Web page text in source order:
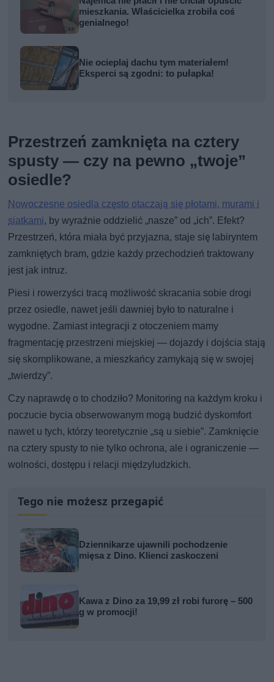
mieszkania. Właścicielka zrobiła coś
genialnego!
Nie ocieplaj dachu tym materiałem!
Eksperci są zgodni: to pułapka!
Przestrzeń zamknięta na cztery
spusty — czy na pewno „twoje”
osiedle?
Nowoczesne osiedla często otaczają się płotami, murami i
siatkami, by wyraźnie oddzielić „nasze” od „ich”. Efekt?
Przestrzeń, która miała być przyjazna, staje się labiryntem
zamkniętych bram, gdzie każdy przechodzień traktowany
jest jak intruz.
Piesi i rowerzyści tracą możliwość skracania sobie drogi
przez osiedle, nawet jeśli dawniej było to naturalne i
wygodne. Zamiast integracji z otoczeniem mamy
fragmentację przestrzeni miejskiej — dojazdy i dojścia stają
się skomplikowane, a mieszkańcy zamykają się w swojej
„twierdzy”.
Czy naprawdę o to chodziło? Monitoring na każdym kroku i
poczucie bycia obserwowanym mogą budzić dyskomfort
nawet u tych, którzy teoretycznie „są u siebie”. Zamknięcie
na cztery spusty to nie tylko ochrona, ale i ograniczenie —
wolności, dostępu i relacji międzyludzkich.
Tego nie możesz przegapić
Dziennikarze ujawnili pochodzenie
mięsa z Dino. Klienci zaskoczeni
Kawa z Dino za 19,99 zł robi furorę – 500
g w promocji!